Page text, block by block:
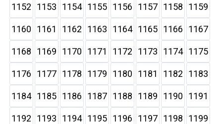
1152 1153 1154 1155 1156 1157 1158 1159
1160 1161 1162 1163 1164 1165 1166 1167
1168 1169 1170 1171 1172 1173 1174 1175
1176 1177 1178 1179 1180 1181 1182 1183
1184 1185 1186 1187 1188 1189 1190 1191
1192 1193 1194 1195 1196 1197 1198 1199